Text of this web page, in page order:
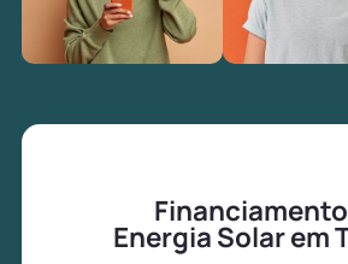
Energia Solar em